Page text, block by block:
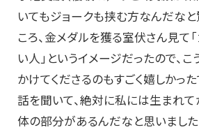
いてもジョークも挟む方なんだなと
ころ、金メダルを獲る室伏さん見て「
い人」というイメージだったので、
かけてくださるのもすごく嬉しかっ
話を聞いて、絶対に私には生まれて
体の部分があるんだなと思いまし